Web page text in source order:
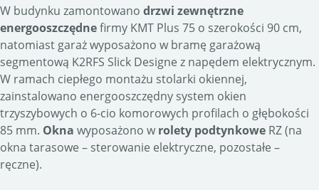
W budynku zamontowano drzwi zewnętrzne
energooszczędnefirmy KMT Plus 75 o szerokości 90 cm,
natomiast garaż wyposażono w bramę garażową
segmentową K2RFS Slick Designe z napędem elektrycznym.
W ramach ciepłego montażu stolarki okiennej,
zainstalowano energooszczędny system okien
trzyszybowych o 6-cio komorowych profilach o głębokości
85 mm. Okna wyposażono w rolety podtynkowe RZ (na
okna tarasowe – sterowanie elektryczne, pozostałe –
ręczne).